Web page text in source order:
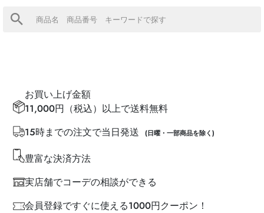
お買い上げ金額
11,000円（税込）以上で送料無料
15時までの注文で当日発送
(日曜・一部商品を除く)
豊富な決済方法
実店舗でコーデの相談ができる
会員登録ですぐに使える1000円クーポン！